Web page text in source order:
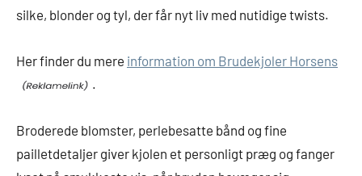
silke, blonder og tyl, der får nyt liv med nutidige twists.
Her finder du mere information om Brudekjoler Horsens
.
Broderede blomster, perlebesatte bånd og fine
pailletdetaljer giver kjolen et personligt præg og fanger